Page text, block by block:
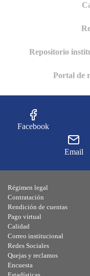
Repositorio
Portal de
Facebook
Email
Régimen legal
Contratación
Rendición de cuentas
Pago virtual
Calidad
Correo institucional
Redes Sociales
Quejas y reclamos
Encuesta